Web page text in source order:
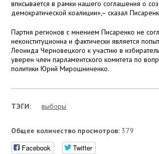
вписывается в рамки нашего соглашения о
демократической коалиции»,– сказал
Партия регионов с мнением Писаренко не
неконституционна и фактически является
Леонида Черновецкого к участию в
уверен член парламентского комитета по
политики Юрий Мирошниченко.
ТЭГИ: выборы
Общее количество просмотров: 379
Facebook Twitter